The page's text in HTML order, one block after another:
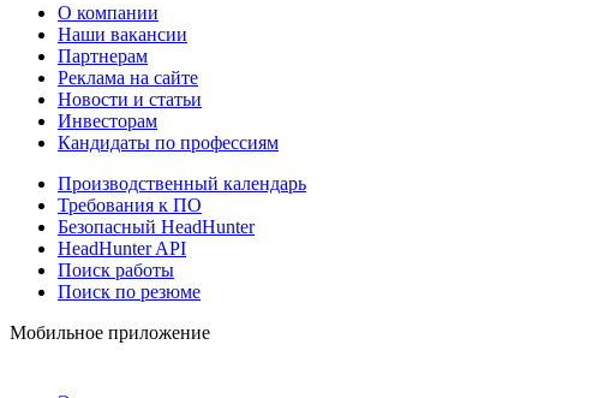
О компании
Наши вакансии
Партнерам
Реклама на сайте
Новости и статьи
Инвесторам
Кандидаты по профессиям
Производственный календарь
Требования к ПО
Безопасный HeadHunter
HeadHunter API
Поиск работы
Поиск по резюме
Мобильное приложение